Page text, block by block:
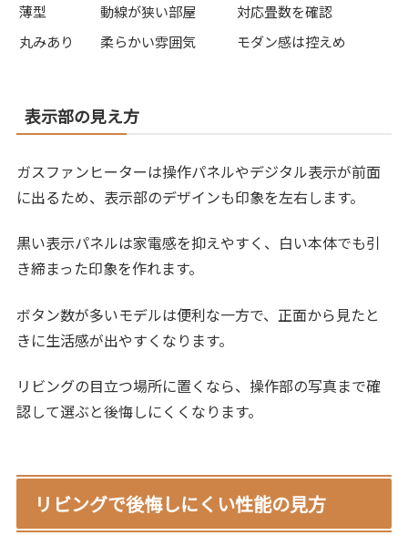
薄型
動線が狭い部屋
対応畳数を確認
丸みあり
柔らかい雰囲気 モダン感は控えめ
表示部の見え方
ガスファンヒーターは操作パネルやデジタル表示が前面
に出るため、表示部のデザインも印象を左右します。
黒い表示パネルは家電感を抑えやすく、白い本体でも引
き締まった印象を作れます。
ボタン数が多いモデルは便利な一方で、正面から見たと
きに生活感が出やすくなります。
リビングの目立つ場所に置くなら、操作部の写真まで確
認して選ぶと後悔しにくくなります。
リビングで後悔しにくい性能の見方